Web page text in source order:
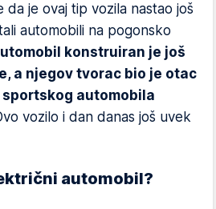
da je ovaj tip vozila nastao još
automobili na pogonsko
konstruiran je još
a njegov tvorac bio je otac
automobila
vozilo i dan danas još uvek
automobil?